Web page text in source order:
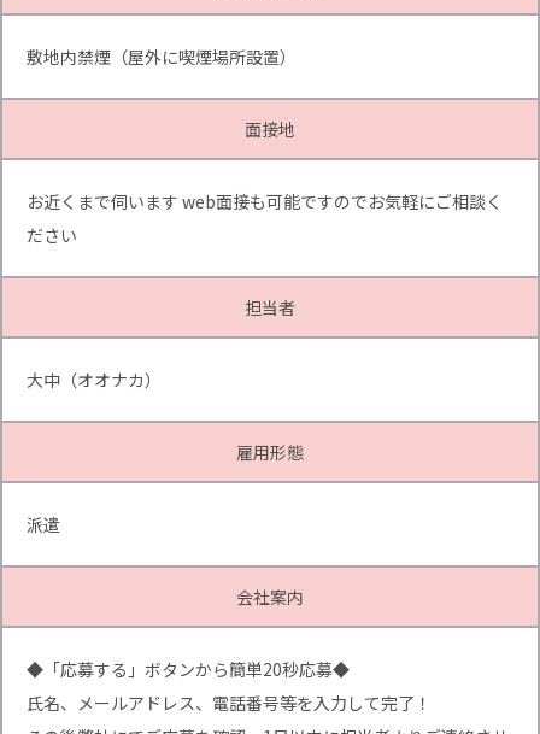
敷地内禁煙（屋外に喫煙場所設置）
面接地
お近くまで伺います web面接も可能ですのでお気軽にご相談く
ださい
担当者
大中（オオナカ）
雇用形態
派遣
会社案内
◆「応募する」ボタンから簡単20秒応募◆
氏名、メールアドレス、電話番号等を入力して完了！